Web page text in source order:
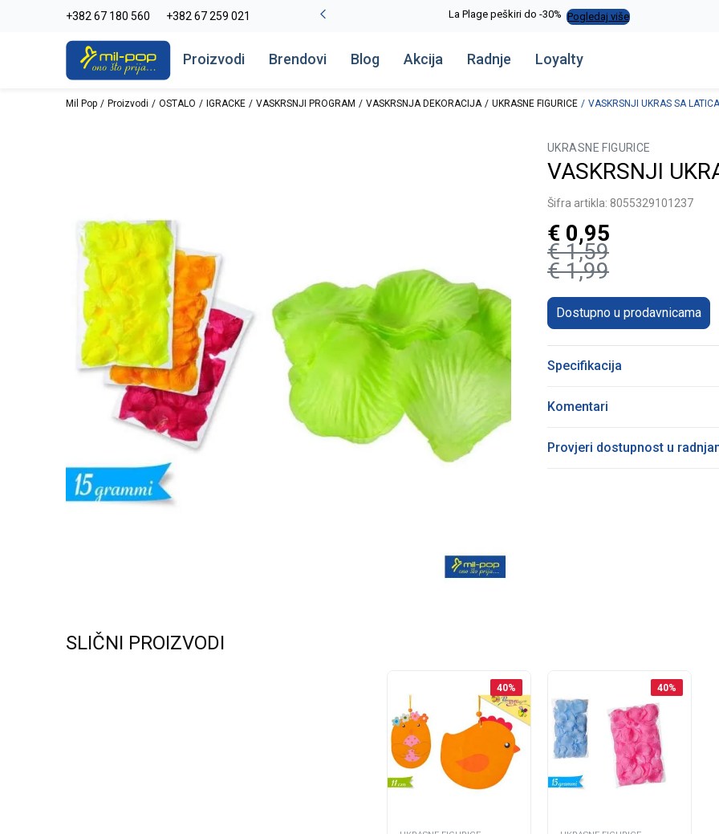
+382 67 180 560 +382 67 259 021
-20% na kompletan asortiman Pogledaj više La Plage peškiri do -30% Pogledaj više
Proizvodi Brendovi Blog Akcija Radnje Loyalty
Mil Pop Proizvodi OSTALO IGRACKE VASKRSNJI PROGRAM VASKRSNJA DEKORACIJA UKRASNE FIGURICE VASKRSNJI UKRAS SA
UKRASNE FIGURICE
VASKRSNJI
Šifra artikla: 8055329101237
€ 1,99
€ 1,59
€ 0,95
Dostupno u prodavnicama
Specifikacija
Komentari
Provjeri dostupnost u
SLIČNI PROIZVODI
40% 40%